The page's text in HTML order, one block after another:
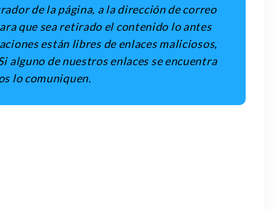
de la página, a la dirección de correo
que sea retirado el contenido lo antes
están libres de enlaces maliciosos,
alguno de nuestros enlaces se encuentra
lo comuniquen.